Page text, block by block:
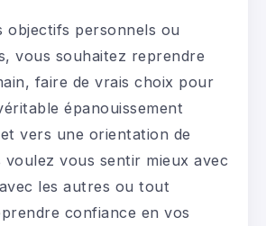
objectifs personnels ou
vous souhaitez reprendre
faire de vrais choix pour
épanouissement
vers une orientation de
voulez vous sentir mieux avec
les autres ou tout
confiance en vos